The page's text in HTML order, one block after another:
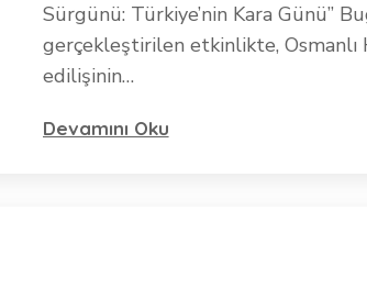
Sürgünü: Türkiye’nin Kara Günü”
gerçekleştirilen etkinlikte, Osmanlı
edilişinin…
Devamını Oku